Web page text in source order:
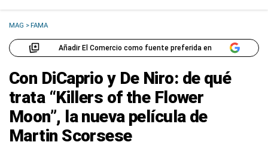
MAG >FAMA
Añadir El Comercio como fuente preferida en
Con DiCaprio y De Niro: de qué
trata “Killers of the Flower
Moon”, la nueva película de
Martin Scorsese